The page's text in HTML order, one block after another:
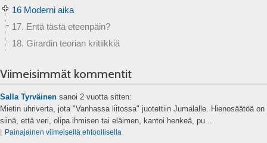
16 Moderni aika
17. Entä tästä eteenpäin?
18. Girardin teorian kritiikkiä
Viimeisimmät kommentit
Salla Tyrväinen sanoi 2 vuotta sitten:
Mietin uhriverta, jota "Vanhassa liitossa" juotettiin Jumalalle. Hienosäätöä on
siinä, että veri, olipa ihmisen tai eläimen, kantoi henkeä, pu...
Painajainen viimeisellä ehtoollisella